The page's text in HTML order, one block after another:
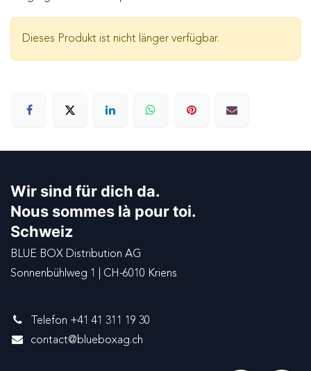
Dieses Produkt ist nicht länger verfügbar.
Wir sind für dich da.
Nous sommes là pour toi.
Schweiz
BLUE BOX Distribution AG
Sonnenbühlweg 1 | CH-6010 Kriens
Telefon +41 41 311 19 30
contact@blueboxag.ch